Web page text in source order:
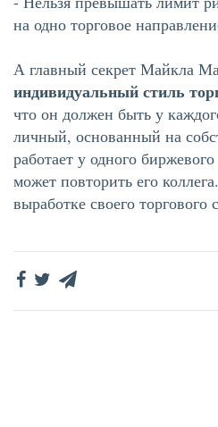
на одно торговое
А главный секрет Майкла
индивидуальный стиль
что он должен быть у
личный, основанный на
работает у одного
может повторить его
выработке своего торгового